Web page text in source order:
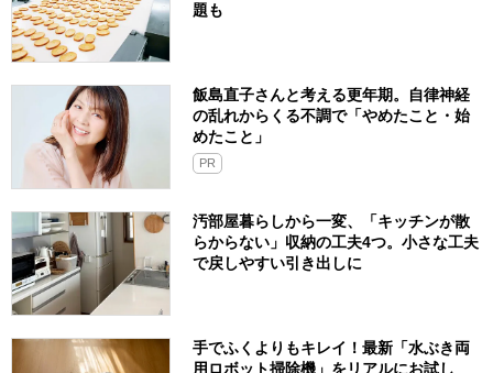
題も
飯島直子さんと考える更年期。自律神経
の乱れからくる不調で「やめたこと・始
めたこと」
PR
汚部屋暮らしから一変、「キッチンが散
らからない」収納の工夫4つ。小さな工夫
で戻しやすい引き出しに
手でふくよりもキレイ！最新「水ぶき両
用ロボット掃除機」をリアルにお試し